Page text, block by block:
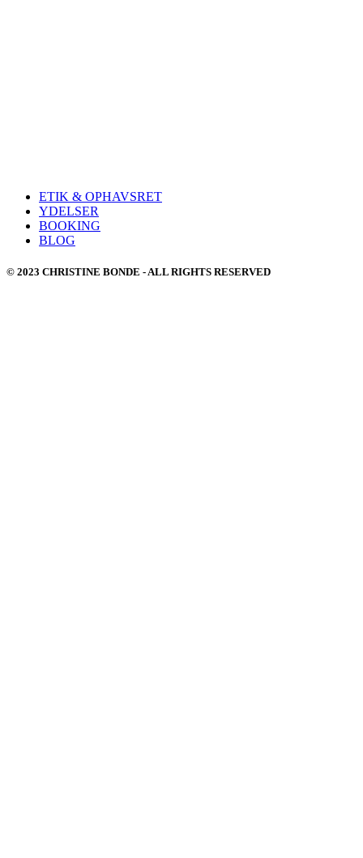
ETIK & OPHAVSRET
YDELSER
BOOKING
BLOG
© 2023 CHRISTINE BONDE - ALL RIGHTS RESERVED